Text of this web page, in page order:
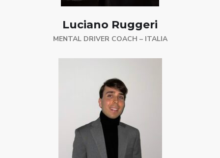
Luciano Ruggeri
MENTAL DRIVER COACH – ITALIA